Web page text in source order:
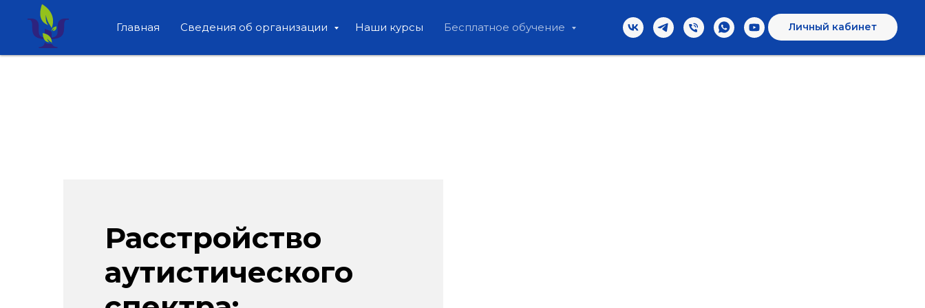
Главная Сведения об организации Наши курсы Бесплатное обучение Личный кабинет
Расстройство
аутистического